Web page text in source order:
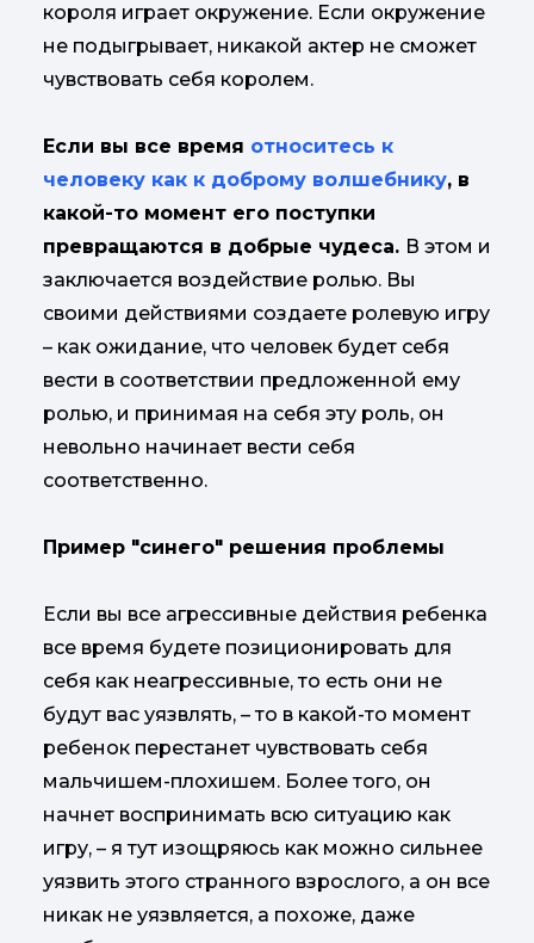
короля играет окружение. Если окружение
не подыгрывает, никакой актер не сможет
чувствовать себя королем.
Если вы все время относитесь к
человеку как к доброму волшебнику, в
какой-то момент его поступки
превращаются в добрые чудеса. В этом и
заключается воздействие ролью. Вы
своими действиями создаете ролевую игру
– как ожидание, что человек будет себя
вести в соответствии предложенной ему
ролью, и принимая на себя эту роль, он
невольно начинает вести себя
соответственно.
Пример "синего" решения проблемы
Если вы все агрессивные действия ребенка
все время будете позиционировать для
себя как неагрессивные, то есть они не
будут вас уязвлять, – то в какой-то момент
ребенок перестанет чувствовать себя
мальчишем-плохишем. Более того, он
начнет воспринимать всю ситуацию как
игру, – я тут изощряюсь как можно сильнее
уязвить этого странного взрослого, а он все
никак не уязвляется, а похоже, даже